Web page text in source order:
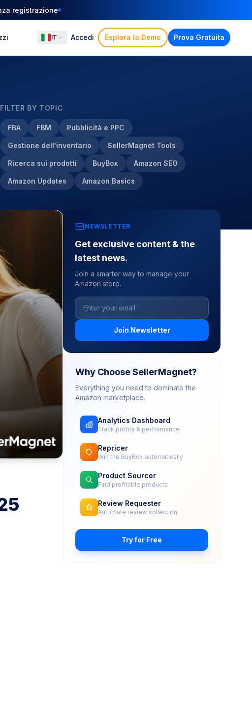
registrazione
IT Accedi Esplora la Demo Prova Gratuita
FILTER BY TOPIC
FBA FBM Pubblicità e PPC
Gestione dell'inventario SellerMagnet Tools
Ricerca sui prodotti BuyBox Amazon SEO
Amazon Updates Amazon Basics
NEWSLETTER
Get exclusive content & the
latest news.
Join a smarter way to manage your
Amazon store.
Join Newsletter
Why Choose SellerMagnet?
Everything you need to dominate the
Amazon marketplace.
Analytics Dashboard
Track profits & performance
Repricer
Win the BuyBox automatically
Product Sourcer
Find profitable products
Review Requester
Automate review collection
Try for Free